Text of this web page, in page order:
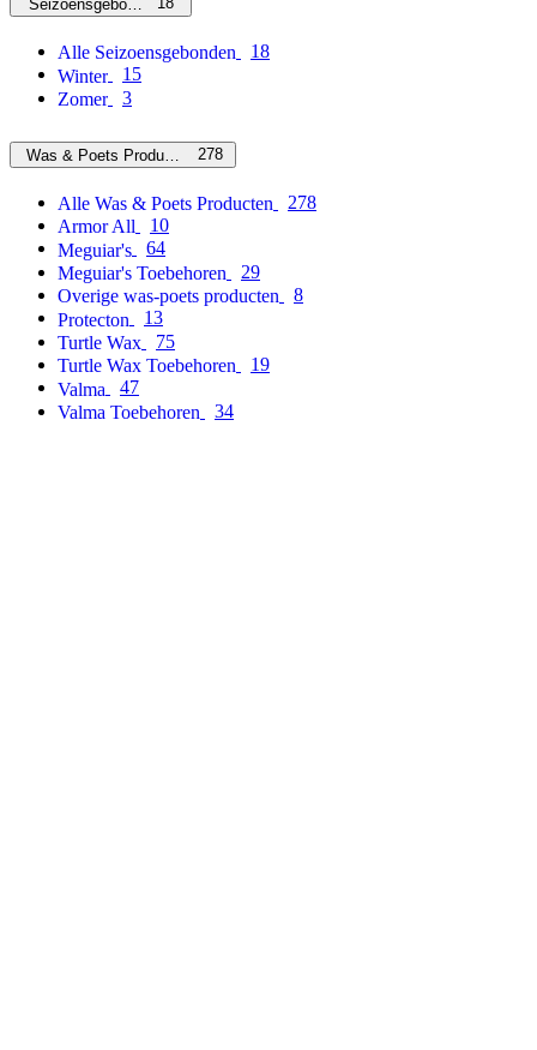
Seizoensgebonden
Alle Seizoensgebonden
18
Winter
15
Zomer
3
Was & Poets Producten 278
Alle Was & Poets Producten
278
Armor All
10
Meguiar's
64
Meguiar's Toebehoren
29
Overige was-poets producten
8
Protecton
13
Turtle Wax
75
Turtle Wax Toebehoren
19
Valma
47
Valma Toebehoren
34